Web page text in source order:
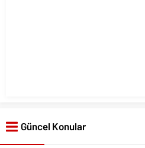
Güncel Konular